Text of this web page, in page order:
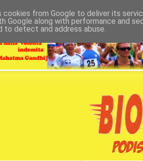
cookies from Google to deliver its
Google along with performance and
to detect and address abuse.